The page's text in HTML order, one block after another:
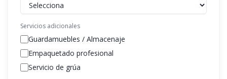
Servicios adicionales
Guardamuebles / Almacenaje
Empaquetado profesional
Servicio de grúa